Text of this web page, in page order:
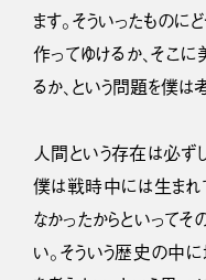
ます。そういったものに
作ってゆけるか、そこ
るか、という問題を僕は
人間という存在は必ず
僕は戦時中には生まれ
なかったからといって
い。そういう歴史の中